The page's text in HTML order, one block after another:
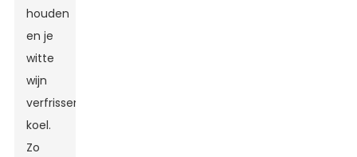
houden
en je
witte
wijn
verfrissend
koel.
Zo